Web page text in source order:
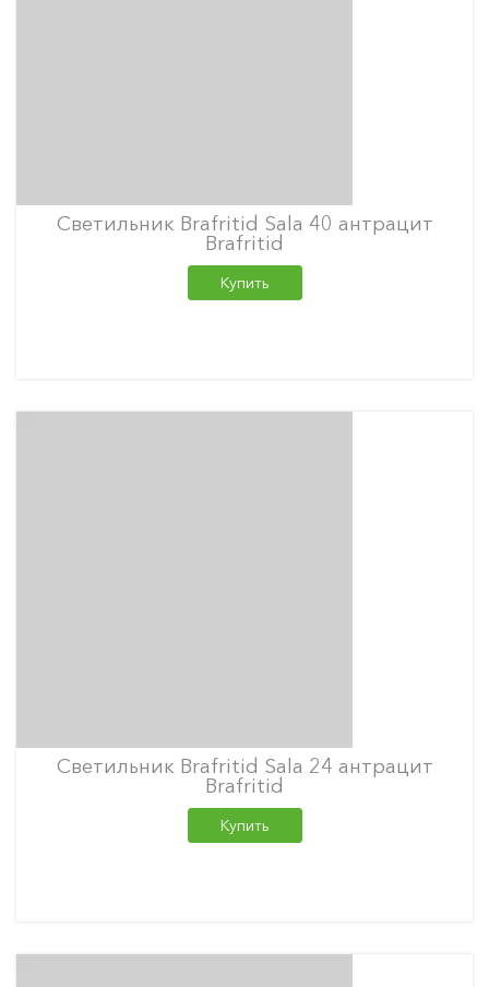
Светильник Brafritid Sala 40 антрацит
Brafritid
Купить
Светильник Brafritid Sala 24 антрацит
Brafritid
Купить